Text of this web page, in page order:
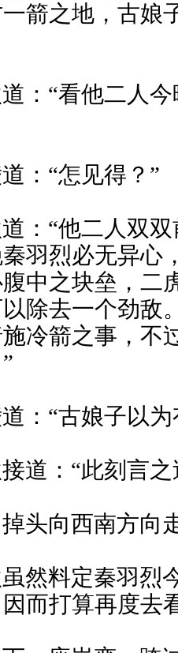
箭之地，古娘
：“看他二人
：“怎见得？”
：“他二人双
羽烈必无异心
中之块垒，二
除去一个劲敌
冷箭之事，不
：“古娘子以
道：“此刻言之
头向西南方向
然料定秦羽烈
而打算再度去